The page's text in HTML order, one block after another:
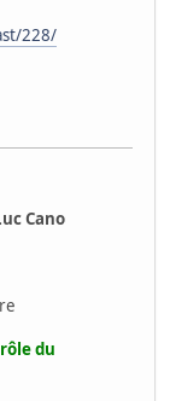
228/
Cano
du